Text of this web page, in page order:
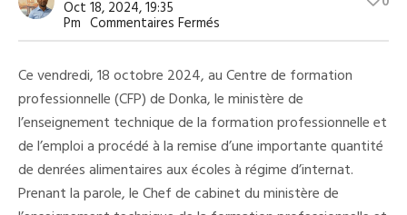
Oct 18, 2024, 19:35
Pm Commentaires Fermés
Enseignement
Des
Denrées
Alimentaires
Pour
Les
Écoles
À
Régime
D’internat
Ce vendredi, 18 octobre 2024, au Centre de formation
professionnelle (CFP) de Donka, le ministère de
l’enseignement technique de la formation professionnelle et
de l’emploi a procédé à la remise d’une importante quantité
de denrées alimentaires aux écoles à régime d’internat.
Prenant la parole, le Chef de cabinet du ministère de